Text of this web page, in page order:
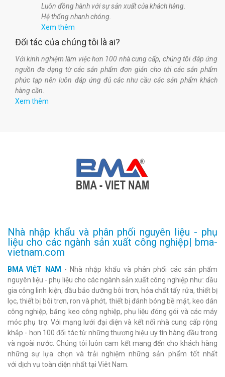
Luôn đồng hành với sự sản xuất của khách hàng.
Hệ thống nhanh chóng.
Xem thêm
Đối tác của chúng tôi là ai?
Với kinh nghiệm làm việc hơn 100 nhà cung cấp, chúng tôi đáp ứng
nguồn đa dạng từ các sản phẩm đơn giản cho tới các sản phẩm
phức tạp nên luôn đáp ứng đủ các nhu cầu các sản phẩm khách
hàng cần.
Xem thêm
Nhà nhập khẩu và phân phối nguyên liệu - phụ
liệu cho các ngành sản xuất công nghiệp| bma-
vietnam.com
BMA VIỆT NAM
- Nhà nhập khẩu và phân phối các sản phẩm
nguyên liệu - phụ liệu cho các ngành sản xuất công nghiệp như: dầu
gia công linh kiện, dầu bảo dưỡng bôi trơn, hóa chất tẩy rửa, thiết bị
lọc, thiết bị bôi trơn, ron và phớt, thiết bị đánh bóng bề mặt, keo dán
công nghiệp, băng keo công nghiệp, phụ liệu đóng gói và các máy
móc phụ trợ. Với mạng lưới đại diện và kết nối nhà cung cấp rộng
khắp - hơn 100 đối tác từ những thương hiệu uy tín hàng đầu trong
và ngoài nước. Chúng tôi luôn cam kết mang đến cho khách hàng
những sự lựa chọn và trải nghiệm những sản phẩm tốt nhất
với dịch vụ toàn diện nhất tại Viêt Nam.